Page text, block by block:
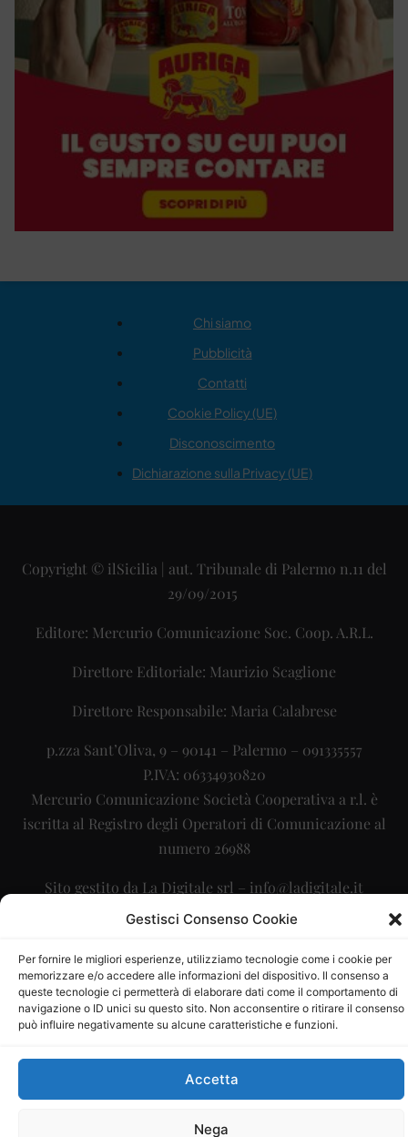
Gestisci Consenso Cookie
Per fornire le migliori esperienze, utilizziamo tecnologie come i cookie per
memorizzare e/o accedere alle informazioni del dispositivo. Il consenso a
queste tecnologie ci permetterà di elaborare dati come il comportamento di
navigazione o ID unici su questo sito. Non acconsentire o ritirare il consenso
può influire negativamente su alcune caratteristiche e funzioni.
Accetta
Nega
Chi siamo
Pubblicità
Contatti
Cookie Policy (UE)
Disconoscimento
Dichiarazione sulla Privacy (UE)
Copyright © ilSicilia | aut. Tribunale di Palermo n.11 del
29/09/2015
Editore: Mercurio Comunicazione Soc. Coop. A.R.L.
Direttore Editoriale: Maurizio Scaglione
Direttore Responsabile: Maria Calabrese
p.zza Sant’Oliva, 9 – 90141 – Palermo – 091335557
P.IVA: 06334930820
Mercurio Comunicazione Società Cooperativa a r.l. è
iscritta al Registro degli Operatori di Comunicazione al
numero 26988
Sito gestito da La Digitale srl – info@ladigitale.it